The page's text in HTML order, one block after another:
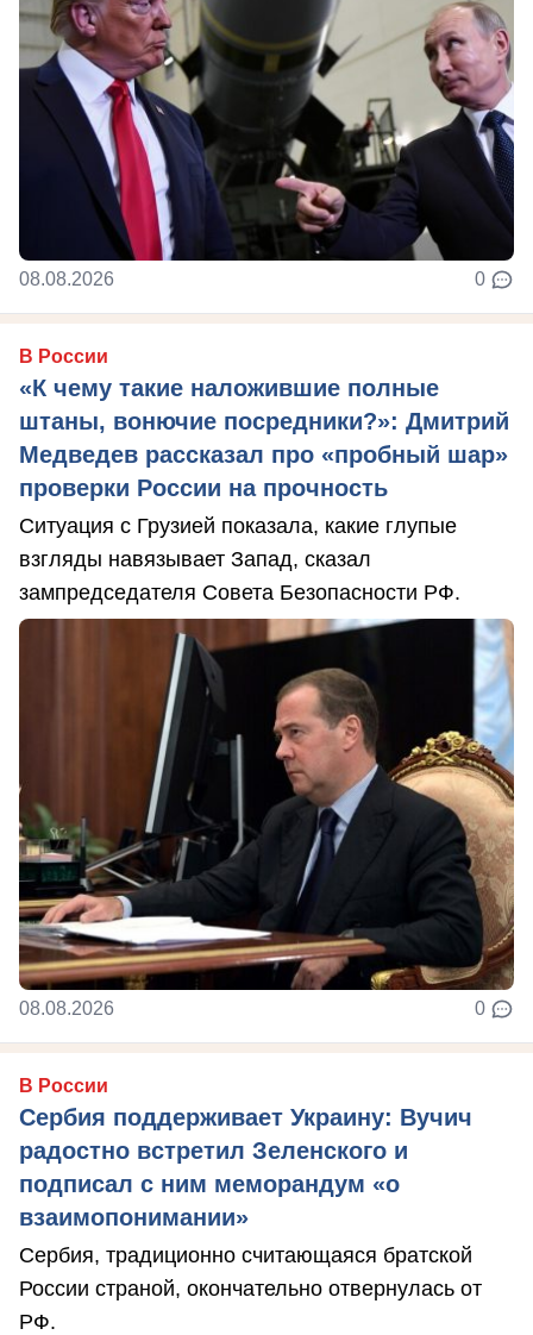
08.08.2026 0
В России
«К чему такие наложившие полные
штаны, вонючие посредники?»: Дмитрий
Медведев рассказал про «пробный шар»
проверки России на прочность
Ситуация с Грузией показала, какие глупые
взгляды навязывает Запад, сказал
зампредседателя Совета Безопасности РФ.
08.08.2026 0
В России
Сербия поддерживает Украину: Вучич
радостно встретил Зеленского и
подписал с ним меморандум «о
взаимопонимании»
Сербия, традиционно считающаяся братской
России страной, окончательно отвернулась от
РФ.